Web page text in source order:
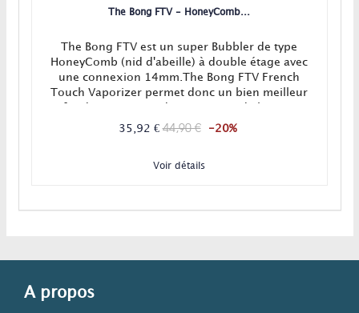
The Bong FTV - HoneyComb...
The Bong FTV est un super Bubbler de type
HoneyComb (nid d'abeille) à double étage avec
une connexion 14mm.The Bong FTV French
Touch Vaporizer permet donc un bien meilleur
grâce aux multiples trous de son système
35,92 €44,90 € -20%
Voir détails
A propos